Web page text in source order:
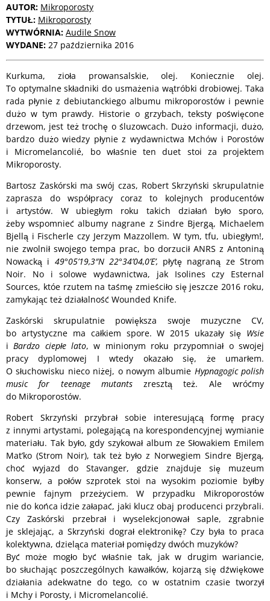
AUTOR: Mikroporosty
TYTUŁ: Mikroporosty
WYTWÓRNIA: Audile Snow
WYDANE: 27 października 2016
Kurkuma, zioła prowansalskie, olej. Koniecznie olej.
To optymalne składniki do usmażenia wątróbki drobiowej. Taka
rada płynie z debiutanckiego albumu mikroporostów i pewnie
dużo w tym prawdy. Historie o grzybach, teksty poświęcone
drzewom, jest też trochę o śluzowcach. Dużo informacji, dużo,
bardzo dużo wiedzy płynie z wydawnictwa Mchów i Porostów
i Micromelancolié, bo właśnie ten duet stoi za projektem
Mikroporosty.
Bartosz Zaskórski ma swój czas, Robert Skrzyński skrupulatnie
zaprasza do współpracy coraz to kolejnych producentów
i artystów. W ubiegłym roku takich działań było sporo,
żeby wspomnieć albumy nagrane z Sindre Bjergą, Michaelem
Bjellą i Fischerle czy Jerzym Mazzollem. W tym, tfu, ubiegłym!,
nie zwolnił swojego tempa prac, bo dorzucił ANRS z Antoniną
Nowacką i 49°05’19,3″N 22°34’04,0’E’, płytę nagraną ze Strom
Noir. No i solowe wydawnictwa, jak Isolines czy Esternal
Sources, któe rzutem na taśmę zmieściło się jeszcze 2016 roku,
zamykając też działalność Wounded Knife.
Zaskórski skrupulatnie powiększa swoje muzyczne CV,
bo artystyczne ma całkiem spore. W 2015 ukazały się Wsie
i Bardzo ciepłe lato, w minionym roku przypomniał o swojej
pracy dyplomowej I wtedy okazało się, że umarłem.
O słuchowisku nieco niżej, o nowym albumie Hypnagogic polish
music for teenage mutantszresztą też. Ale wróćmy
do Mikroporostów.
Robert Skrzyński przybrał sobie interesującą formę pracy
z innymi artystami, polegającą na korespondencyjnej wymianie
materiału. Tak było, gdy szykował album ze Słowakiem Emilem
Mat’ko (Strom Noir), tak też było z Norwegiem Sindre Bjergą,
choć wyjazd do Stavanger, gdzie znajduje się muzeum
konserw, a połów szprotek stoi na wysokim poziomie byłby
pewnie fajnym przeżyciem. W przypadku Mikroporostów
nie do końca idzie załapać, jaki klucz obaj producenci przybrali.
Czy Zaskórski przebrał i wyselekcjonował saple, zgrabnie
je sklejając, a Skrzyński dograł elektronikę? Czy była to praca
kolektywna, dzieląca materiał pomiędzy dwóch muzyków?
Być może mogło być właśnie tak, jak w drugim wariancie,
bo słuchając poszczególnych kawałków, kojarzą się dźwiękowe
działania adekwatne do tego, co w ostatnim czasie tworzył
i Mchy i Porosty, i Micromelancolié.